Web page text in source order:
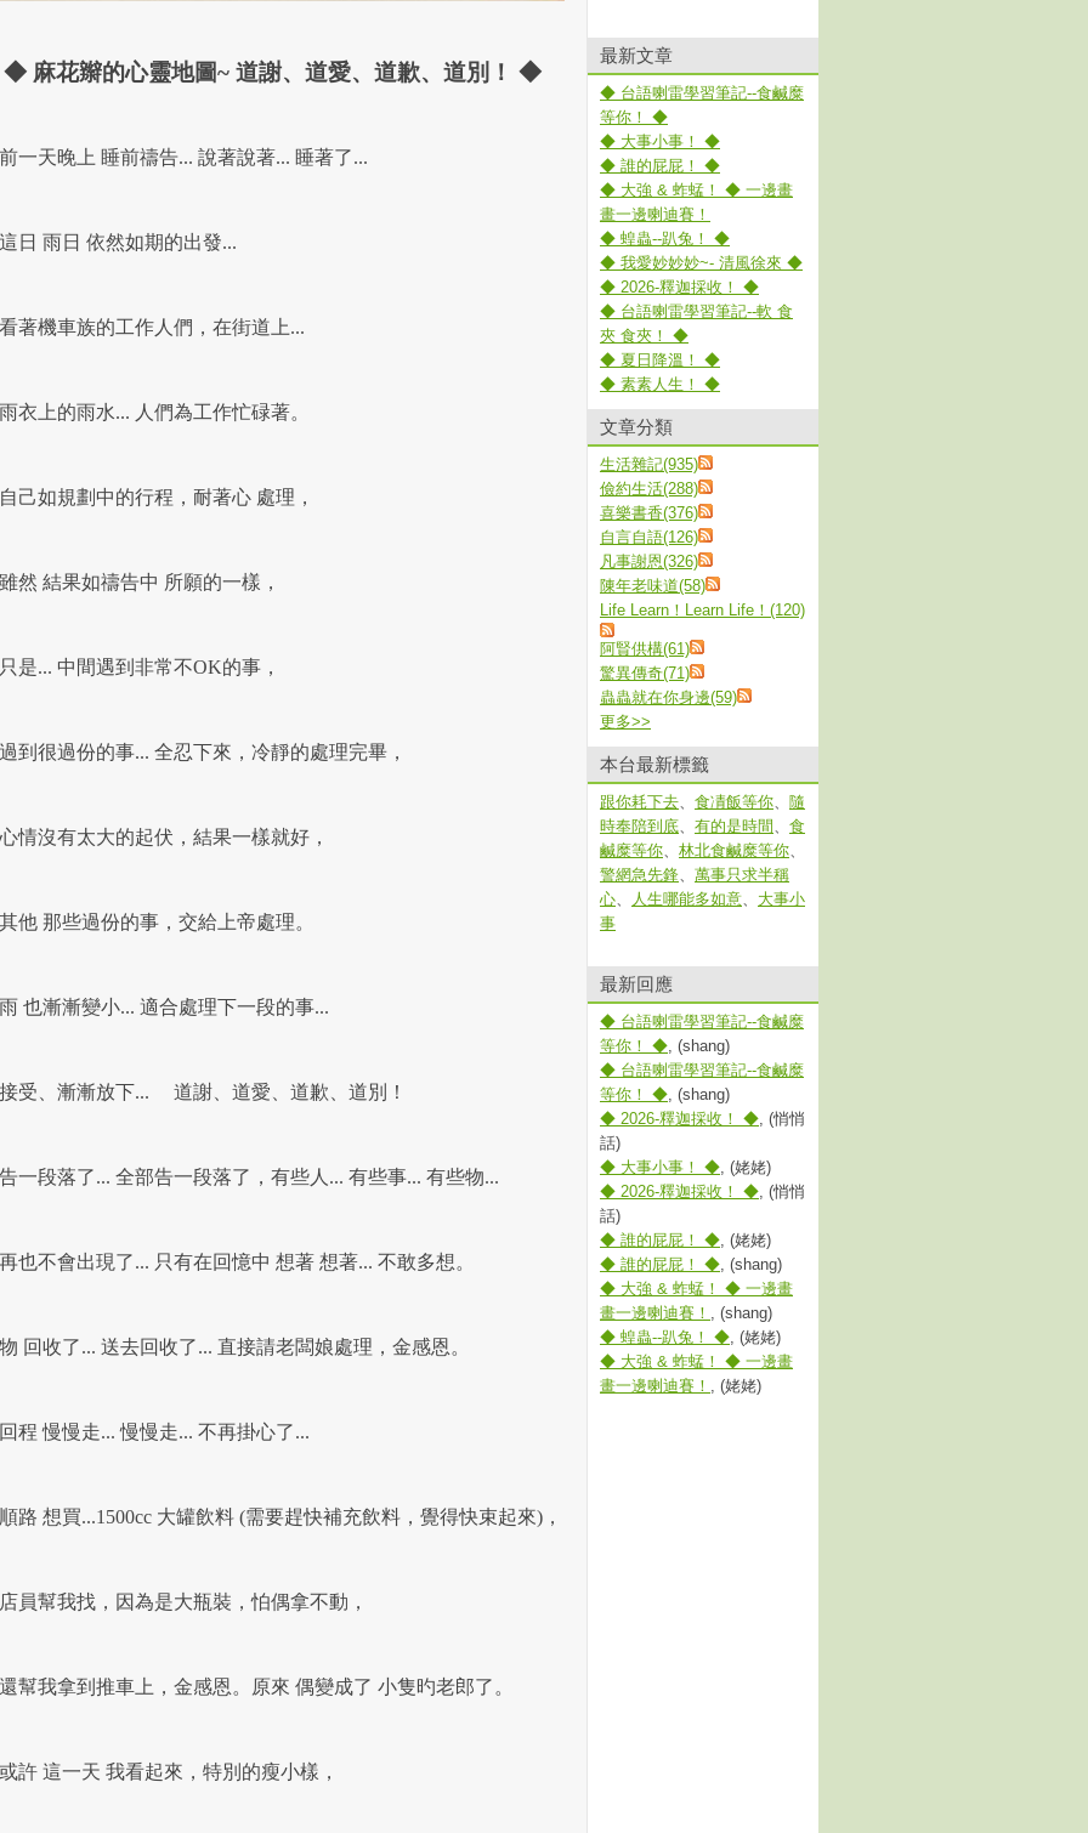
花辮的心靈地圖~ 道謝、道愛、道歉、道別！ ◆
天晚上 睡前禱告... 說著說著... 睡著了...
雨日 依然如期的出發...
機車族的工作人們，在街道上...
上的雨水... 人們為工作忙碌著。
如規劃中的行程，耐著心 處理，
結果如禱告中 所願的一樣，
... 中間遇到非常不OK的事，
很過份的事... 全忍下來，冷靜的處理完畢，
沒有太大的起伏，結果一樣就好，
那些過份的事，交給上帝處理。
也漸漸變小... 適合處理下一段的事...
、漸漸放下... 道謝、道愛、道歉、道別！
段落了... 全部告一段落了，有些人... 有些事... 有些物...
不會出現了... 只有在回憶中 想著 想著... 不敢多想。
回收了... 送去回收了... 直接請老闆娘處理，金感恩。
慢慢走... 慢慢走... 不再掛心了...
想買...1500cc 大罐飲料 (需要趕快補充飲料，覺得快束起來)，
幫我找，因為是大瓶裝，怕偶拿不動，
我拿到推車上，金感恩。原來 偶變成了 小隻旳老郎了。
這一天 我看起來，特別的瘦小樣，
最新文章
◆ 台語喇雷學習筆記--食鹹糜
等你！ ◆
◆ 大事小事！ ◆
◆ 誰的屁屁！ ◆
◆ 大強 & 蚱蜢！ ◆ 一邊畫
畫一邊喇迪賽！
◆ 蝗蟲--趴兔！ ◆
◆ 我愛妙妙妙~- 清風徐來 ◆
◆ 2026-釋迦採收！ ◆
◆ 台語喇雷學習筆記--軟 食
夾 食夾！ ◆
◆ 夏日降溫！ ◆
◆ 素素人生！ ◆
文章分類
生活雜記(935)
儉約生活(288)
喜樂書香(376)
自言自語(126)
凡事謝恩(326)
陳年老味道(58)
Life Learn！Learn Life！(120)
阿賢供構(61)
驚異傳奇(71)
蟲蟲就在你身邊(59)
更多>>
本台最新標籤
跟你耗下去、 食凊飯等你、 隨
時奉陪到底、 有的是時間 、 食
鹹糜等你、 林北食鹹糜等你、
警網急先鋒、 萬事只求半稱
心、 人生哪能多如意、 大事小
事
最新回應
◆ 台語喇雷學習筆記--食鹹糜
等你！ ◆, (shang)
◆ 台語喇雷學習筆記--食鹹糜
等你！ ◆, (shang)
◆ 2026-釋迦採收！ ◆, (悄悄
話)
◆ 大事小事！ ◆, (姥姥)
◆ 2026-釋迦採收！ ◆, (悄悄
話)
◆ 誰的屁屁！ ◆, (姥姥)
◆ 誰的屁屁！ ◆, (shang)
◆ 大強 & 蚱蜢！ ◆ 一邊畫
畫一邊喇迪賽！ , (shang)
◆ 蝗蟲--趴兔！ ◆, (姥姥)
◆ 大強 & 蚱蜢！ ◆ 一邊畫
畫一邊喇迪賽！ , (姥姥)